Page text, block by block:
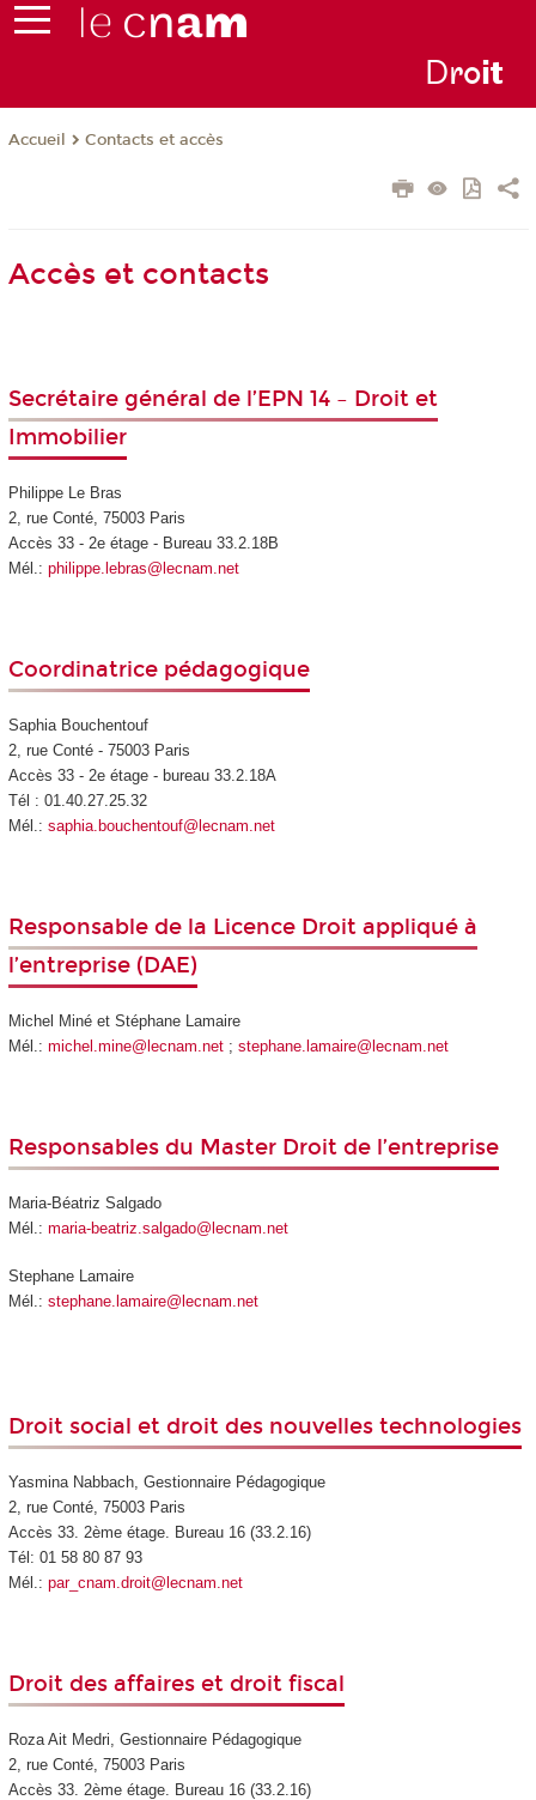
Droit
Accueil Contacts et accès
Accès et contacts
Secrétaire général de l’EPN 14 – Droit et
Immobilier
Philippe Le Bras
2, rue Conté, 75003 Paris
Accès 33 - 2e étage - Bureau 33.2.18B
Mél.: philippe.lebras@lecnam.net
Coordinatrice pédagogique
Saphia Bouchentouf
2, rue Conté - 75003 Paris
Accès 33 - 2e étage - bureau 33.2.18A
Tél : 01.40.27.25.32
Mél.: saphia.bouchentouf@lecnam.net
Responsable de la Licence Droit appliqué à
l’entreprise (DAE)
Michel Miné et Stéphane Lamaire
Mél.: michel.mine@lecnam.net; stephane.lamaire@lecnam.net
Responsables du Master Droit de l’entreprise
Maria-Béatriz Salgado
Mél.: maria-beatriz.salgado@lecnam.net
Stephane Lamaire
Mél.: stephane.lamaire@lecnam.net
Droit social et droit des nouvelles technologies
Yasmina Nabbach, Gestionnaire Pédagogique
2, rue Conté, 75003 Paris
Accès 33. 2ème étage. Bureau 16 (33.2.16)
Tél: 01 58 80 87 93
Mél.: par_cnam.droit@lecnam.net
Droit des affaires et droit fiscal
Roza Ait Medri, Gestionnaire Pédagogique
2, rue Conté, 75003 Paris
Accès 33. 2ème étage. Bureau 16 (33.2.16)